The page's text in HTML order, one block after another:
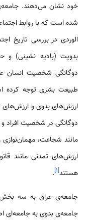
خود نشان می‌دهند.
شده است که با روابط
الوردی در بررسی تاریخ
بدویت (بادیه نشینی) و
دوگانگی شخصیت انسان
طبیعت بشری توجه کرده
ارزش‌های بدوی و ارزش‌های
دوگانگی در شخصیت
مانند شجاعت، مهمان‌نوازی
ارزش‌های تمدنی مانند
هستند[۱]
.
جامعه‌ی عراق به سه
جامعه‌ی بدوی به جامعه‌ای